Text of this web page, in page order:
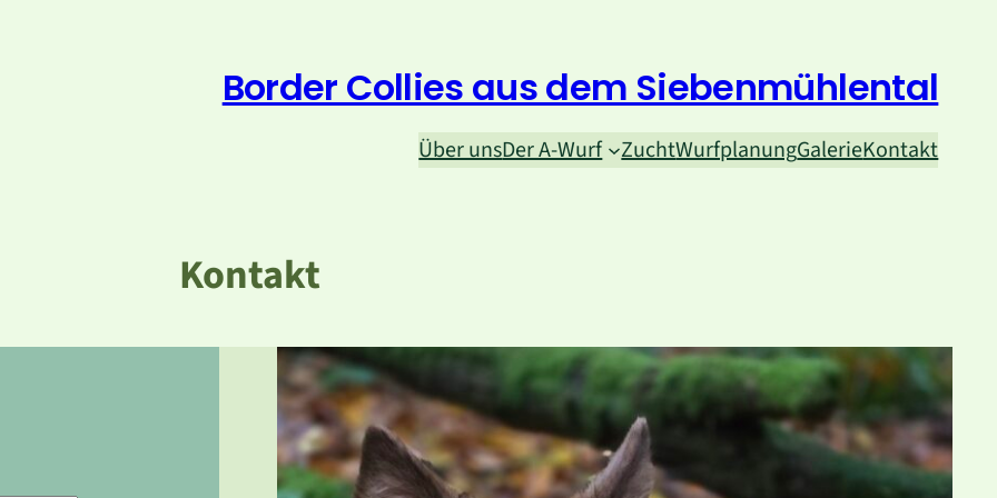
Border Collies aus dem Siebenmühlental
Über unsDer A-Wurf ZuchtWurfplanungGalerieKontakt
Kontakt